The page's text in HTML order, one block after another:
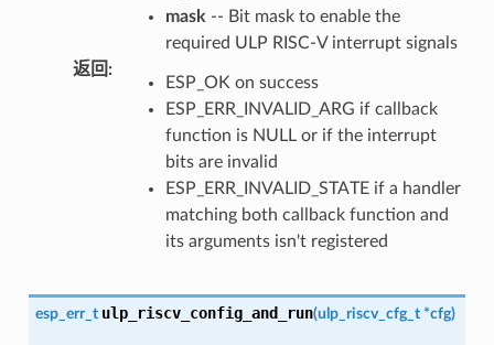
mask -- Bit mask to enable the
required ULP RISC-V interrupt signals
返回 :
ESP_OK on success
ESP_ERR_INVALID_ARG if callback
function is NULL or if the interrupt
bits are invalid
ESP_ERR_INVALID_STATE if a handler
matching both callback function and
its arguments isn't registered
esp_err_t ulp_riscv_config_and_run(ulp_riscv_cfg_t *cfg)